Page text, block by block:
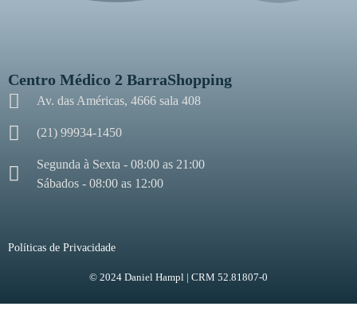
Centro Médico 2 BarraShopping
Av. das Américas, 4666 sala 408
(21) 99934-1450
Segunda à Sexta - 08:00 as 21:00
Sábados - 08:00 as 12:00
Políticas de Privacidade
© 2024 Daniel Hampl | CRM 52.81807-0